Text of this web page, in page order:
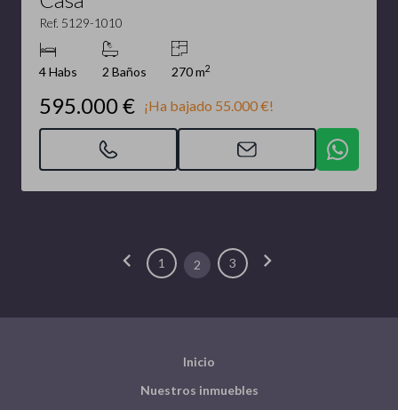
Ref. 5129-1010
4 Habs 2 Baños 270 m2
595.000 € ¡Ha bajado 55.000 €!
chevron_left 1 2 3 chevron_right
Inicio
Nuestros inmuebles